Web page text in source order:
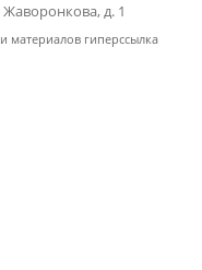
д. 1
гиперссылка